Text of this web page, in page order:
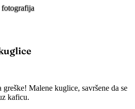
Malene kuglice, savršene da se
kaficu.